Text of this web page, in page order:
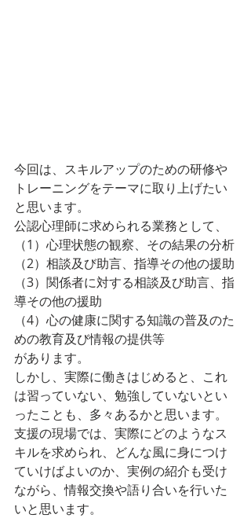
今回は、スキルアップのための研修や
トレーニングをテーマに取り上げたい
と思います。
公認心理師に求められる業務として、
（1）心理状態の観察、その結果の分析
（2）相談及び助言、指導その他の援助
（3）関係者に対する相談及び助言、指
導その他の援助
（4）心の健康に関する知識の普及のた
めの教育及び情報の提供等
があります。
しかし、実際に働きはじめると、これ
は習っていない、勉強していないとい
ったことも、多々あるかと思います。
支援の現場では、実際にどのようなス
キルを求められ、どんな風に身につけ
ていけばよいのか、実例の紹介も受け
ながら、情報交換や語り合いを行いた
いと思います。